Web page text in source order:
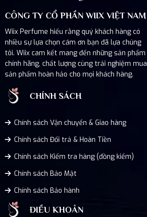
CÔNG TY CỔ PHẦN WIIX VIỆT NAM
Wiix Perfume hiểu rằng quý khách hàng có
nhiều sự lựa chọn cám ơn bạn đã lựa chúng
tôi. Wiix cam kết mang đến những sản phẩm
chính hãng, chất lượng cùng trải nghiệm mua
sản phẩm hoàn hảo cho mọi khách hàng.
CHÍNH SÁCH
Chính sách Vận chuyển & Giao hàng
Chính sách Đổi trả & Hoàn Tiền
Chính sách Kiểm tra hàng (đồng kiểm)
Chính sách Bảo Mật
Chính sách Bảo hành
ĐIỀU KHOẢN